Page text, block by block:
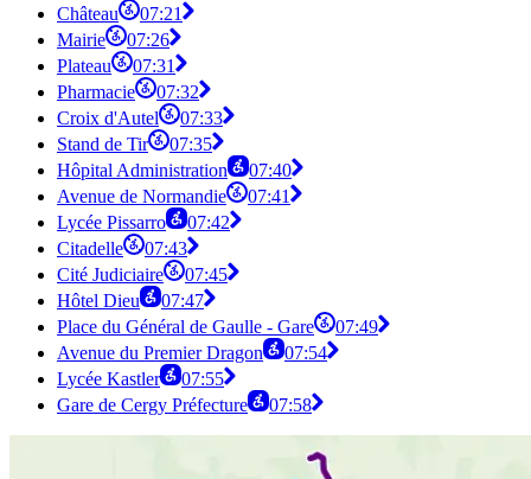
Château
07:21
Mairie
07:26
Plateau
07:31
Pharmacie
07:32
Croix d'Autel
07:33
Stand de Tir
07:35
Hôpital Administration
07:40
Avenue de Normandie
07:41
Lycée Pissarro
07:42
Citadelle
07:43
Cité Judiciaire
07:45
Hôtel Dieu
07:47
Place du Général de Gaulle - Gare
07:49
Avenue du Premier Dragon
07:54
Lycée Kastler
07:55
Gare de Cergy Préfecture
07:58